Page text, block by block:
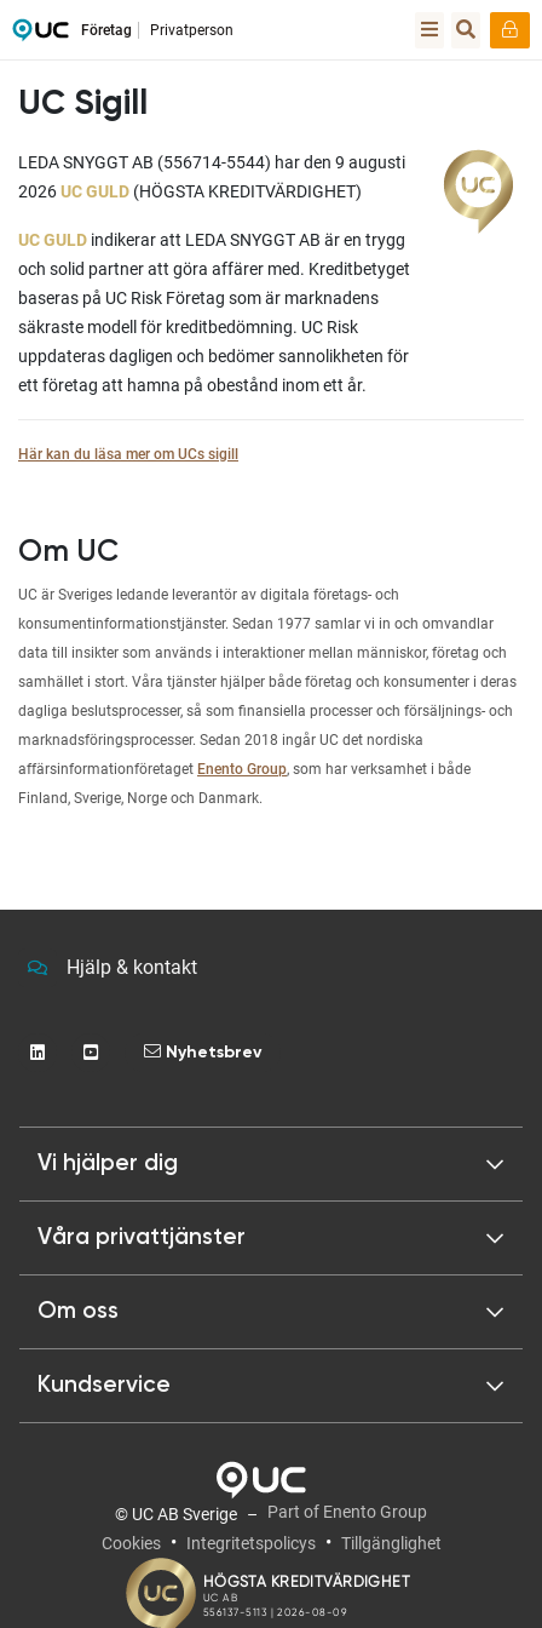
Företag Privatperson
UC Sigill
LEDA SNYGGT AB (556714-5544) har den 9 augusti
2026UC GULD (HÖGSTA KREDITVÄRDIGHET)
UC GULD indikerar att LEDA SNYGGT AB är en trygg
och solid partner att göra affärer med. Kreditbetyget
baseras på UC Risk Företag som är marknadens
säkraste modell för kreditbedömning. UC Risk
uppdateras dagligen och bedömer sannolikheten för
ett företag att hamna på obestånd inom ett år.
Här kan du läsa mer om UCs sigill
Om UC
UC är Sveriges ledande leverantör av digitala företags- och
konsumentinformationstjänster. Sedan 1977 samlar vi in och omvandlar
data till insikter som används i interaktioner mellan människor, företag och
samhället i stort. Våra tjänster hjälper både företag och konsumenter i deras
dagliga beslutsprocesser, så som finansiella processer och försäljnings- och
marknadsföringsprocesser. Sedan 2018 ingår UC det nordiska
affärsinformationföretaget Enento Group, som har verksamhet i både
Finland, Sverige, Norge och Danmark.
Hjälp & kontakt
Nyhetsbrev
Vi hjälper dig
Våra privattjänster
Om oss
Kundservice
© UC AB Sverige
Part of Enento Group
Cookies
Integritetspolicys Tillgänglighet